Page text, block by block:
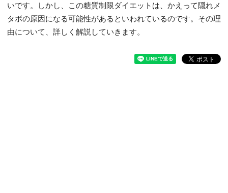
いです。しかし、この糖質制限ダイエットは、かえって隠れメ
タボの原因になる可能性があるといわれているのです。その理
由について、詳しく解説していきます。